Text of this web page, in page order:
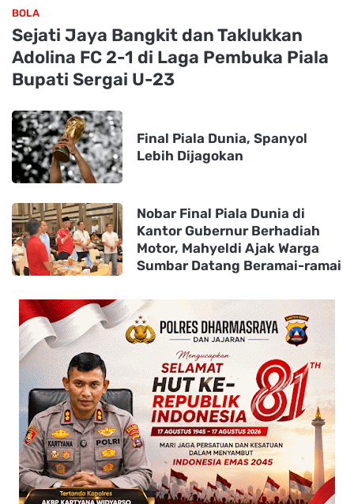
BOLA
Sejati Jaya Bangkit dan Taklukkan
Adolina FC 2-1 di Laga Pembuka Piala
Bupati Sergai U-23
Final Piala Dunia, Spanyol
Lebih Dijagokan
Nobar Final Piala Dunia di
Kantor Gubernur Berhadiah
Motor, Mahyeldi Ajak Warga
Sumbar Datang Beramai-ramai